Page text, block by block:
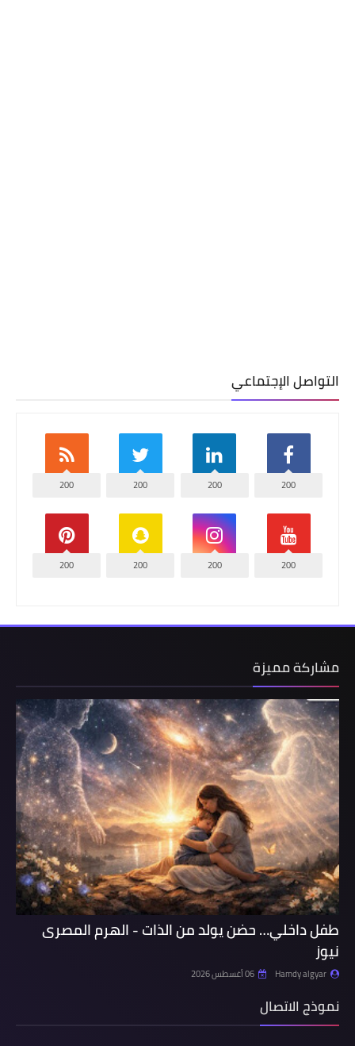
التواصل الإجتماعي
200
200
200
200
200
200
200
200
مشاركة مميزة
طفل داخلي… حضن يولد من الذات - الهرم المصرى
نيوز
Hamdy algyar 06 أغسطس 2026
نموذج الاتصال